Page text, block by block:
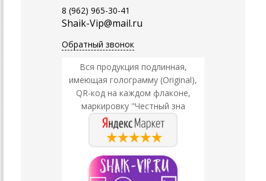
8 (962) 965-30-41
Shaik-Vip@mail.ru
Обратный звонок
Вся продукция подлинная,
имеющая голограмму (Original),
QR-код на каждом флаконе,
маркировку "Честный зна